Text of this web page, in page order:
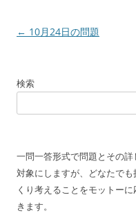
投
ビ
ョ
ン
← 10月24日の問題
検索
一問一答形式で問題とその
対象にしますが、どなたで
くり考えることをモットー
きます。